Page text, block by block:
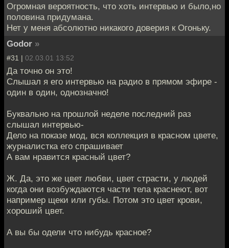
Огромная вероятность, что хоть интервью и было,но
половина придумана.
Нет у меня абсолютно никакого доверия к Огоньку.
Godor »
#31 | 02.03.01 13:52
Да точно он это!
Слышал я его интервью на радио в прямом эфире -
один в один, однозначно!
Буквально на прошлой неделе последний раз
слышал интервью-
Дело на показе мод, вся коллекция в красном цвете,
журналистка его спрашивает
А вам нравится красный цвет?
Ж. Да, это же цвет любви, цвет страсти, у людей
когда они возбуждаются части тела краснеют, вот
например щеки или губы. Потом это цвет крови,
хороший цвет.
А вы бы одели что нибудь красное?